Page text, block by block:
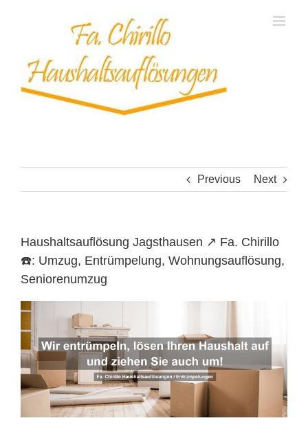
Previous Next
Haushaltsauflösung Jagsthausen ↗️ Fa. Chirillo
☎️: Umzug, Entrümpelung, Wohnungsauflösung,
Seniorenumzug